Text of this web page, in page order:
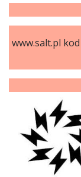
www.salt.pl